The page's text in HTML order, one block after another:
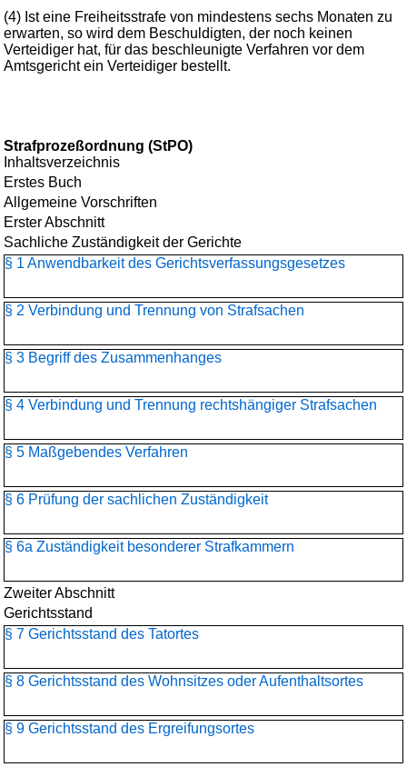
(4) Ist eine Freiheitsstrafe von mindestens sechs Monaten zu
erwarten, so wird dem Beschuldigten, der noch keinen
Verteidiger hat, für das beschleunigte Verfahren vor dem
Amtsgericht ein Verteidiger bestellt.
Strafprozeßordnung (StPO)
Inhaltsverzeichnis
Erstes Buch
Allgemeine Vorschriften
Erster Abschnitt
Sachliche Zuständigkeit der Gerichte
§ 1 Anwendbarkeit des Gerichtsverfassungsgesetzes
§ 2 Verbindung und Trennung von Strafsachen
§ 3 Begriff des Zusammenhanges
§ 4 Verbindung und Trennung rechtshängiger Strafsachen
§ 5 Maßgebendes Verfahren
§ 6 Prüfung der sachlichen Zuständigkeit
§ 6a Zuständigkeit besonderer Strafkammern
Zweiter Abschnitt
Gerichtsstand
§ 7 Gerichtsstand des Tatortes
§ 8 Gerichtsstand des Wohnsitzes oder Aufenthaltsortes
§ 9 Gerichtsstand des Ergreifungsortes